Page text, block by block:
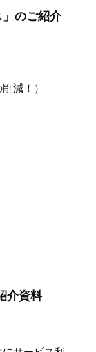
」のご紹介
減！）
介資料